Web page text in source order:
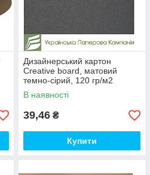
Дизайнерський картон
Creative board, матовий
темно-сірий, 120 гр/м2
В наявності
39,46 ₴
Купити